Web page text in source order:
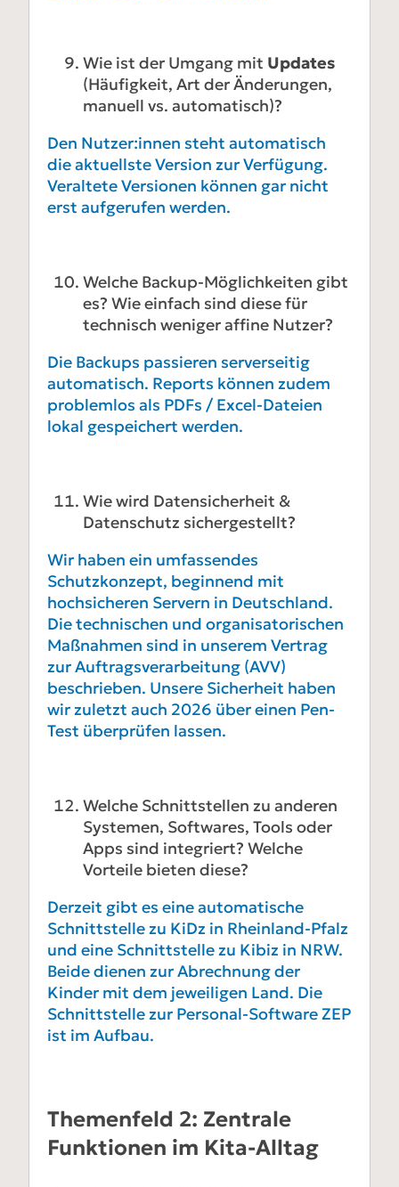
Wie ist der Umgang mit Updates
(Häufigkeit, Art der Änderungen,
manuell vs. automatisch)?
Den Nutzer:innen steht automatisch
die aktuellste Version zur Verfügung.
Veraltete Versionen können gar nicht
erst aufgerufen werden.
Welche Backup-Möglichkeiten gibt
es? Wie einfach sind diese für
technisch weniger affine Nutzer?
Die Backups passieren serverseitig
automatisch. Reports können zudem
problemlos als PDFs / Excel-Dateien
lokal gespeichert werden.
Wie wird Datensicherheit &
Datenschutz sichergestellt?
Wir haben ein umfassendes
Schutzkonzept, beginnend mit
hochsicheren Servern in Deutschland.
Die technischen und organisatorischen
Maßnahmen sind in unserem Vertrag
zur Auftragsverarbeitung (AVV)
beschrieben. Unsere Sicherheit haben
wir zuletzt auch 2026 über einen Pen-
Test überprüfen lassen.
Welche Schnittstellen zu anderen
Systemen, Softwares, Tools oder
Apps sind integriert? Welche
Vorteile bieten diese?
Derzeit gibt es eine automatische
Schnittstelle zu KiDz in Rheinland-Pfalz
und eine Schnittstelle zu Kibiz in NRW.
Beide dienen zur Abrechnung der
Kinder mit dem jeweiligen Land. Die
Schnittstelle zur Personal-Software ZEP
ist im Aufbau.
Themenfeld 2: Zentrale
Funktionen im Kita-Alltag